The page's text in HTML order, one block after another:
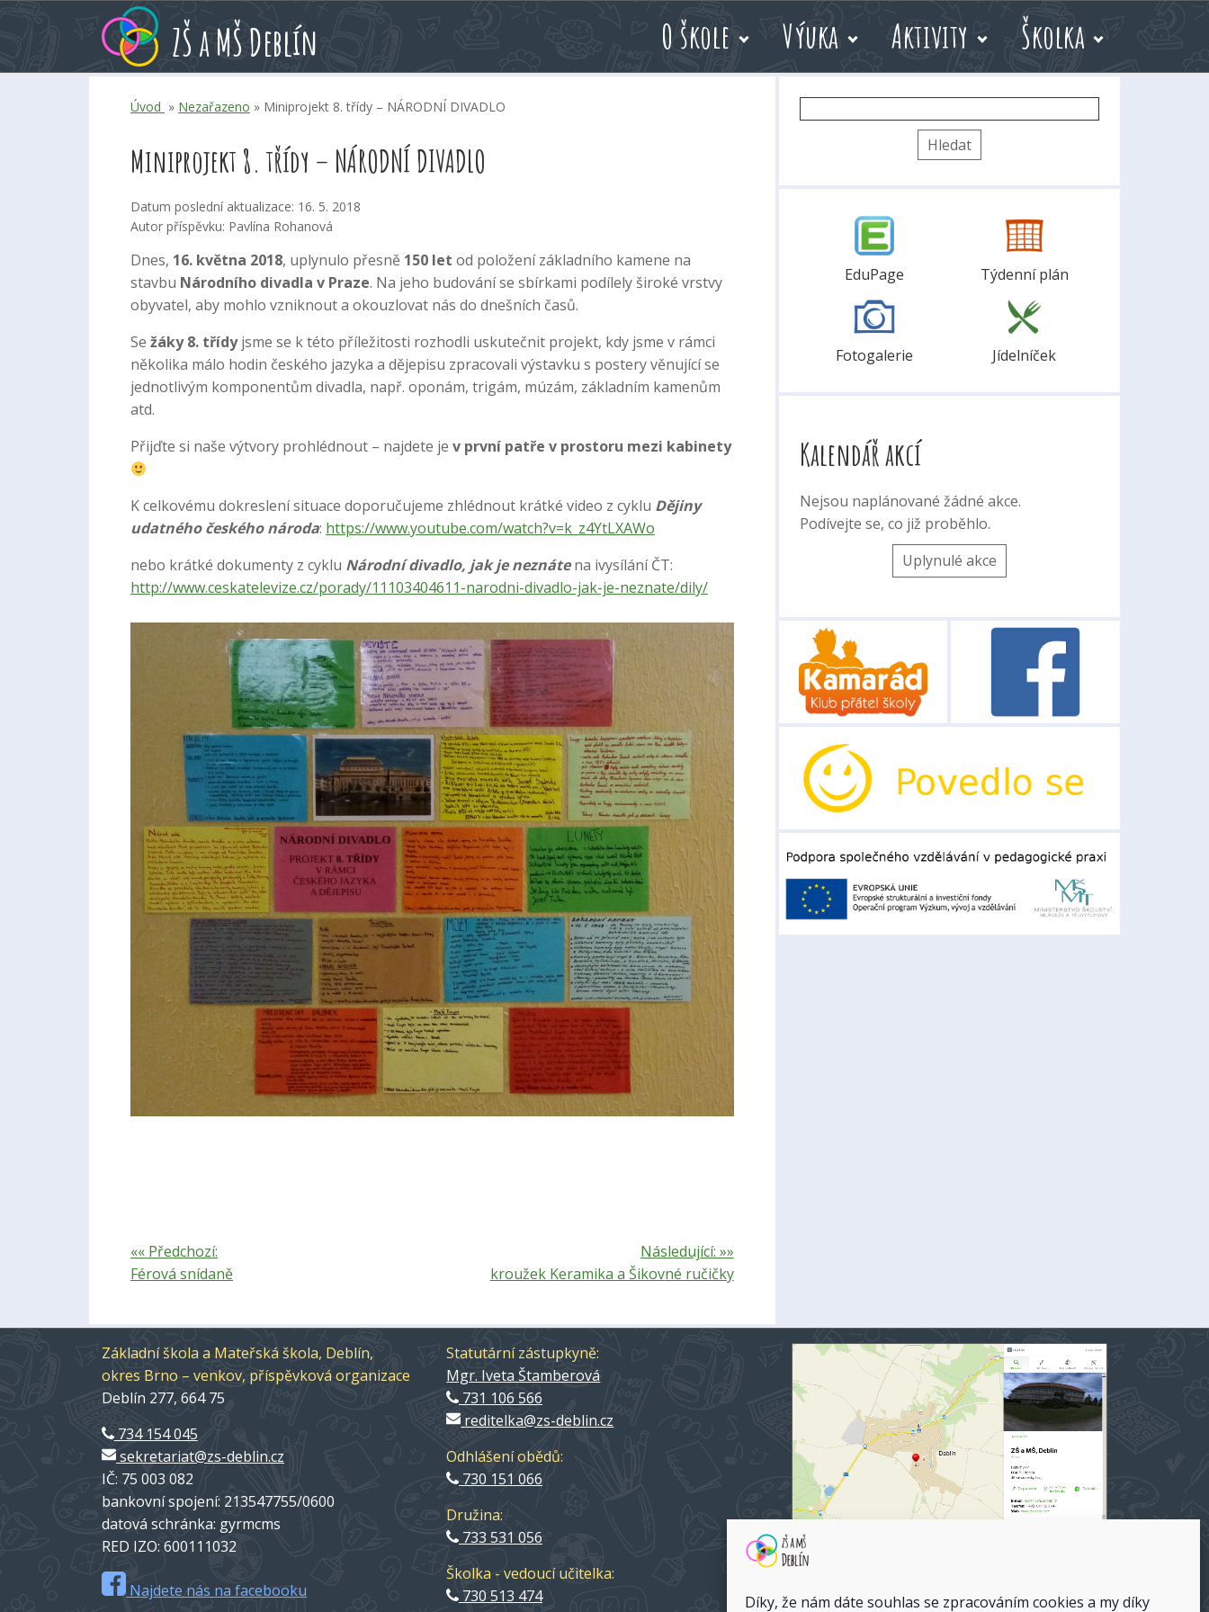
Díky, že nám dáte souhlas se zpracováním cookies a my díky
obsah
volby
akcí
ZŠ a MŠ Deblín O škole Výuka Aktivity Školka
Úvod » Nezařazeno » Miniprojekt 8. třídy – NÁRODNÍ DIVADLO
Miniprojekt 8. třídy – NÁRODNÍ DIVADLO
Datum poslední aktualizace: 16. 5. 2018
Autor příspěvku: Pavlína Rohanová
Dnes, 16. května 2018, uplynulo přesně 150 let od položení základního kamene na
stavbu Národního divadla v Praze. Na jeho budování se sbírkami podílely široké vrstvy
obyvatel, aby mohlo vzniknout a okouzlovat nás do dnešních časů.
Se žáky 8. třídyjsme se k této příležitosti rozhodli uskutečnit projekt, kdy jsme v rámci
několika málo hodin českého jazyka a dějepisu zpracovali výstavku s postery věnující se
jednotlivým komponentům divadla, např. oponám, trigám, múzám, základním kamenům
atd.
Přijďte si naše výtvory prohlédnout – najdete je v první patře v prostoru mezi kabinety
K celkovému dokreslení situace doporučujeme zhlédnout krátké video z cyklu Dějiny
udatného českého národa: https://www.youtube.com/watch?v=k_z4YtLXAWo
nebo krátké dokumenty z cyklu Národní divadlo, jak je neznátena ivysílání ČT:
http://www.ceskatelevize.cz/porady/11103404611-narodni-divadlo-jak-je-neznate/dily/
«« Předchozí:
Férová snídaně
Následující: »»
kroužek Keramika a Šikovné ručičky
EduPage Týdenní plán
Fotogalerie Jídelníček
Kalendář akcí
Nejsou naplánované žádné akce.
Podívejte se, co již proběhlo.
Uplynulé akce
Základní škola a Mateřská škola, Deblín,
okres Brno – venkov, příspěvková organizace
Deblín 277, 664 75
734 154 045
sekretariat@zs-deblin.cz
IČ: 75 003 082
bankovní spojení: 213547755/0600
datová schránka: gyrmcms
RED IZO: 600111032
Najdete nás na facebooku
Statutární zástupkyně:
Mgr. Iveta Štamberová
731 106 566
reditelka@zs-deblin.cz
Odhlášení obědů:
730 151 066
Družina:
733 531 056
Školka - vedoucí učitelka:
730 513 474
ZŠ a MŠ Deblín na mapy.cz